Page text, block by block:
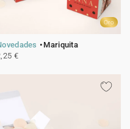
Oro
Mariquita
€